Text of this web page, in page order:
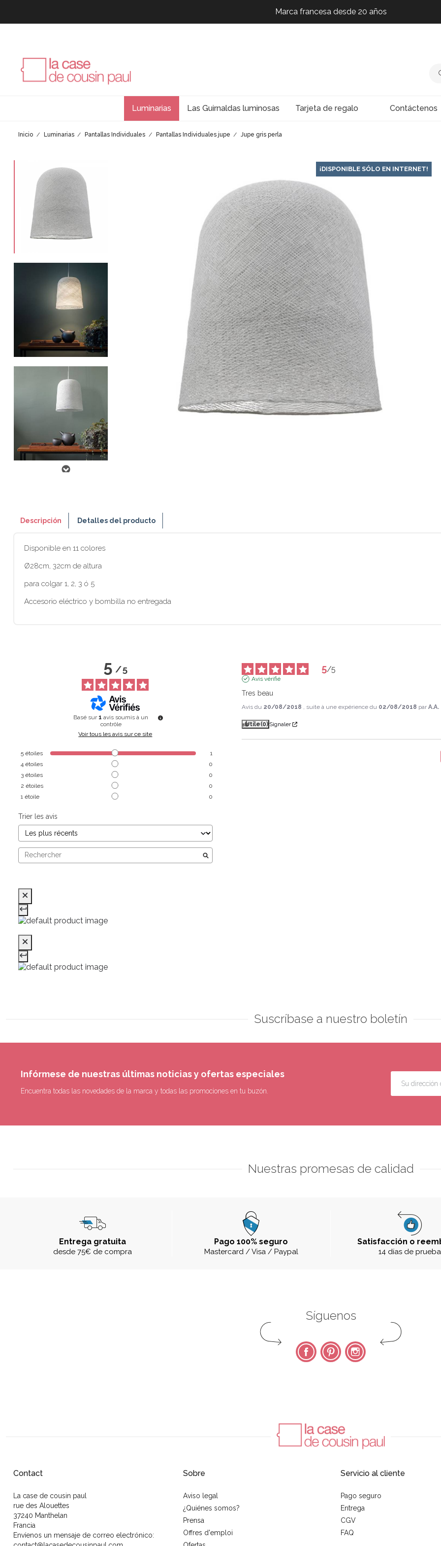
Marca francesa desde 20 años
Marca francesa desde 20 años
Luminarias Las Guirnaldas luminosas Tarjeta de regalo Contáctenos
Inicio Luminarias Pantallas Individuales Pantallas Individuales jupe Jupe gris perla
¡DISPONIBLE SÓLO EN INTERNET!
Descripción Detalles del producto
Disponible en 11 colores
Ø28cm, 32cm de altura
para colgar 1, 2, 3 ó 5
Accesorio eléctrico y bombilla no entregada
5/5
Basé sur 1 avis soumis à un
contrôle
Voir tous les avis sur ce site
5 étoiles
1
4 étoiles
0
3 étoiles
0
2 étoiles
0
1 étoile 0
Trier les avis
5/5
Avis vérifié
Tres beau
Avis du 20/08/2018 , suite à une expérience du 02/08/2018 parA.A.
Utile(0) Signaler
Suscríbase a nuestro boletín
Infórmese de nuestras últimas noticias y ofertas especiales
Encuentra todas las novedades de la marca y todas las promociones en tu buzón.
Nuestras promesas de calidad
Entrega gratuita
desde 75€ de compra
Pago 100% seguro
Mastercard / Visa / Paypal
Satisfacción o
14 días de prueba
Síguenos
FacebookPinterest Instagram
Contact
La case de cousin paul
rue des Alouettes
37240 Manthelan
Francia
Envíenos un mensaje de correo electrónico:
Sobre
Aviso legal
¿Quiénes somos?
Prensa
Offres d'emploi
Servicio al cliente
Pago seguro
Entrega
CGV
FAQ